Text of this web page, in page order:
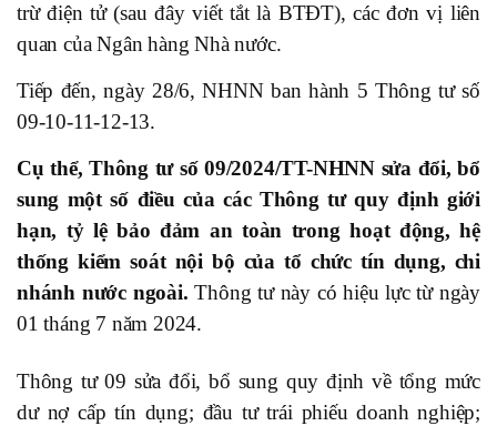
trừ điện tử (sau đây viết tắt là BTĐT), các đơn vị liên
quan của Ngân hàng Nhà nước.
Tiếp đến, ngày 28/6, NHNN ban hành 5 Thông tư số
09-10-11-12-13.
Cụ thể, Thông tư số 09/2024/TT-NHNN sửa đổi, bổ
sung một số điều của các Thông tư quy định giới
hạn, tỷ lệ bảo đảm an toàn trong hoạt động, hệ
thống kiểm soát nội bộ của tổ chức tín dụng, chi
nhánh nước ngoài.Thông tư này có hiệu lực từ ngày
01 tháng 7 năm 2024.
Thông tư 09 sửa đổi, bổ sung quy định về tổng mức
dư nợ cấp tín dụng; đầu tư trái phiếu doanh nghiệp;